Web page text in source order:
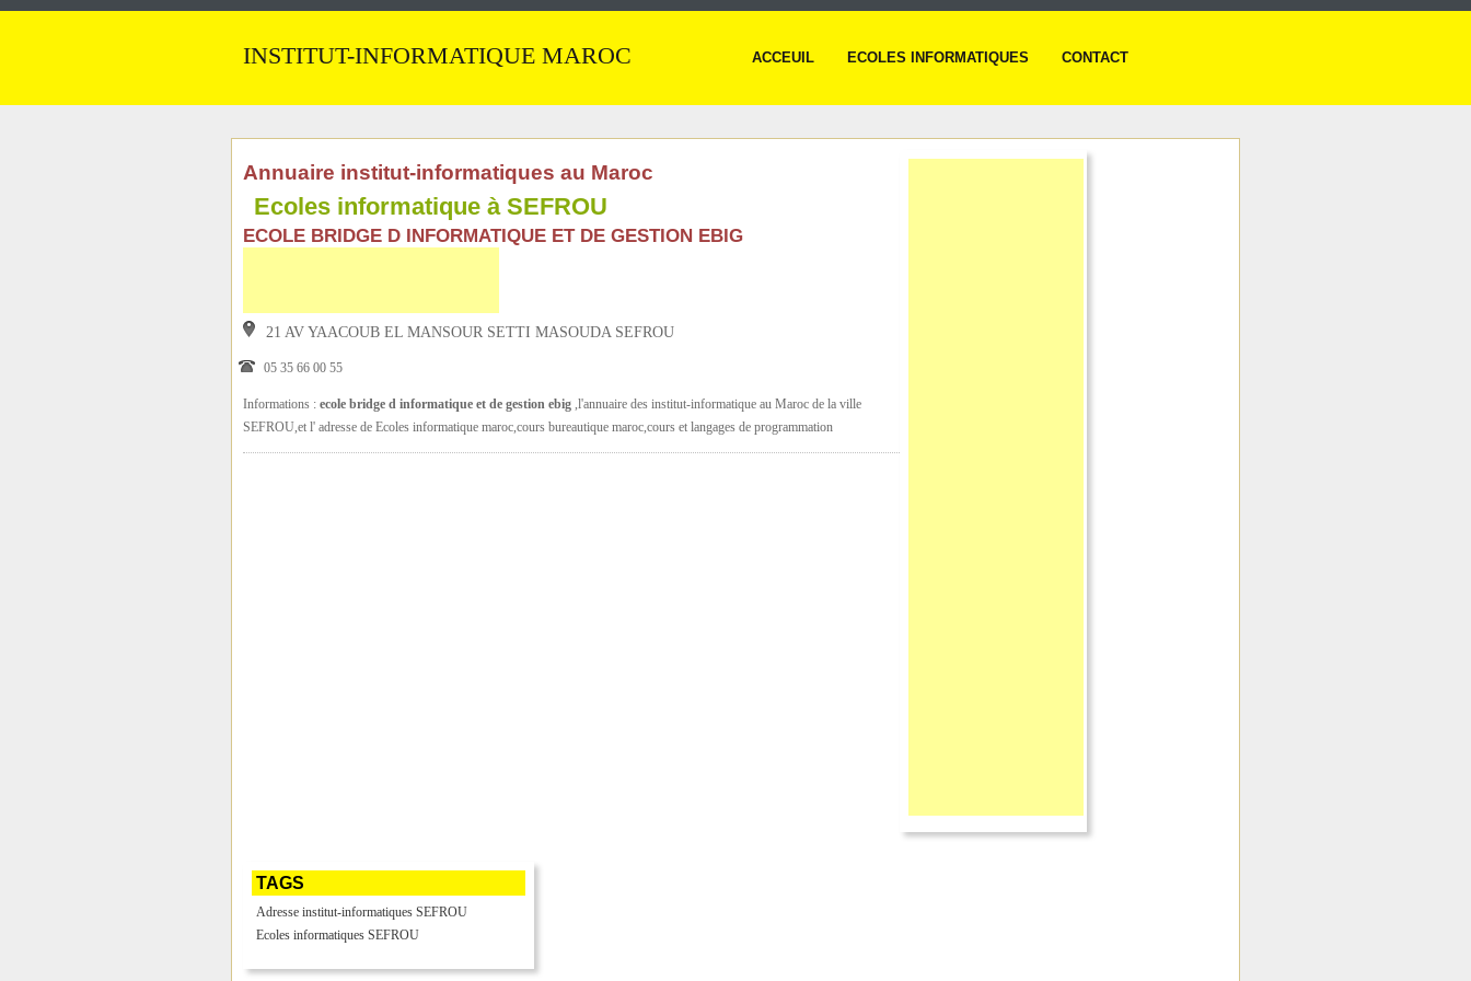
INSTITUT-INFORMATIQUE MAROC ACCEUIL ECOLES INFORMATIQUES CONTACT
Annuaire institut-informatiques au Maroc
Ecoles informatique à SEFROU
ECOLE BRIDGE D INFORMATIQUE ET DE GESTION EBIG
21 AV YAACOUB EL MANSOUR SETTI MASOUDA SEFROU
05 35 66 00 55
Informations : ecole bridge d informatique et de gestion ebig ,l'annuaire des institut-informatique au Maroc de la ville
SEFROU,et l' adresse de Ecoles informatique maroc,cours bureautique maroc,cours et langages de programmation
TAGS
Adresse institut-informatiques SEFROU
Ecoles informatiques SEFROU